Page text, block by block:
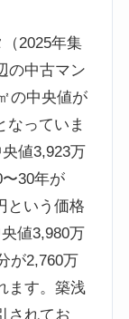
2025年集
の中古マン
の中央値が
なっていま
値3,923万
30年が
という価格
値3,980万
が2,760万
ます。築浅
されてお